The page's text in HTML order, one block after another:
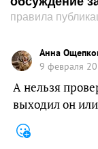
правила
Анна
9 февраля
А нельзя
выходил он